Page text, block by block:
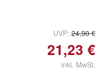
UVP: 24,90 €
21,23 €
inkl. MwSt.